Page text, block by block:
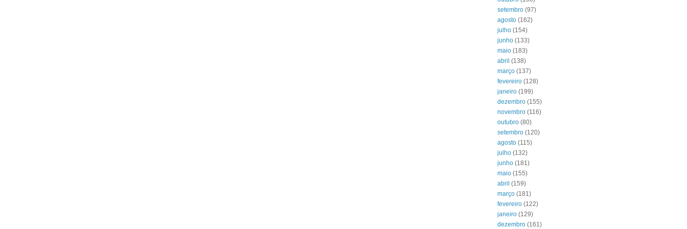
setembro (97)
agosto (162)
julho (154)
junho (133)
maio (183)
abril (138)
março (137)
fevereiro (128)
janeiro (199)
dezembro (155)
novembro (116)
outubro (80)
setembro (120)
agosto (115)
julho (132)
junho (181)
maio (155)
abril (159)
março (181)
fevereiro (122)
janeiro (129)
dezembro (161)